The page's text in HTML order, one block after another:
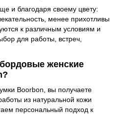
и благодаря своему цвету:
менее прихотливы
к различным условиям и
для работы, встреч,
женские
Boorbon, вы получаете
из натуральной кожи
персональный подход к